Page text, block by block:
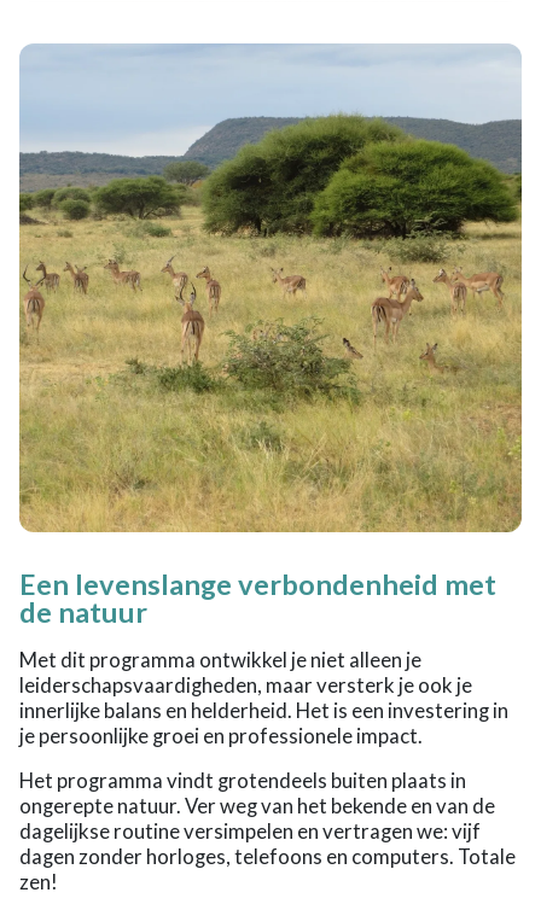
Een levenslange verbondenheid met
de natuur
Met dit programma ontwikkel je niet alleen je
leiderschapsvaardigheden, maar versterk je ook je
innerlijke balans en helderheid. Het is een investering in
je persoonlijke groei en professionele impact.
Het programma vindt grotendeels buiten plaats in
ongerepte natuur. Ver weg van het bekende en van de
dagelijkse routine versimpelen en vertragen we: vijf
dagen zonder horloges, telefoons en computers. Totale
zen!